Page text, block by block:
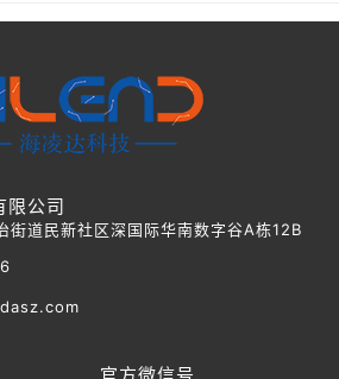
限公司
街道民新社区深国际华南数字谷A栋12B